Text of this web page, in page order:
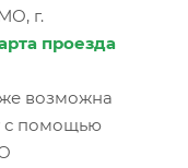
г.
проезда
возможна
с помощью